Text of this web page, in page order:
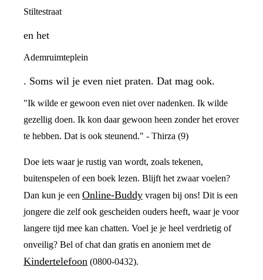
Stiltestraat
en het
Ademruimteplein
. Soms wil je even niet praten. Dat mag ook.
"Ik wilde er gewoon even niet over nadenken. Ik wilde
gezellig doen. Ik kon daar gewoon heen zonder het erover
te hebben. Dat is ook steunend." - Thirza (9)
Doe iets waar je rustig van wordt, zoals tekenen,
buitenspelen of een boek lezen. Blijft het zwaar voelen?
Dan kun je een Online-Buddy vragen bij ons! Dit is een
jongere die zelf ook gescheiden ouders heeft, waar je voor
langere tijd mee kan chatten. Voel je je heel verdrietig of
onveilig? Bel of chat dan gratis en anoniem met de
Kindertelefoon (0800-0432).